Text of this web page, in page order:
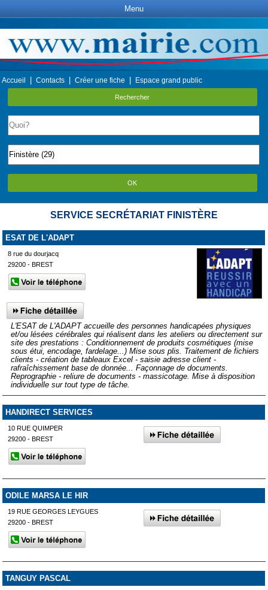
Menu
Accueil Contacts Créer une fiche Espace grand public
Rechercher
OK
SERVICE SECRÉTARIAT FINISTÈRE
ESAT DE L'ADAPT
8 rue du dourjacq
29200 - BREST
L'ESAT de L'ADAPT accueille des personnes handicapées physiques
et/ou lésées cérébrales qui réalisent dans les ateliers ou directement sur
site des prestations : Conditionnement de produits cosmétiques (mise
sous étui, encodage, fardelage...) Mise sous plis. Traitement de fichiers
clients - création de tableaux Excel - saisie adresse client -
rafraîchissement base de donnée... Façonnage de documents.
Reprographie - reliure de documents - massicotage. Mise à disposition
individuelle sur tout type de tâche.
HANDIRECT SERVICES
10 RUE QUIMPER
29200 - BREST
ODILE MARSA LE HIR
19 RUE GEORGES LEYGUES
29200 - BREST
TANGUY PASCAL